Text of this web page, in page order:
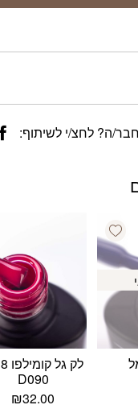
ה? לחצ/י לשיתוף:
Add wishlist
8 מל
D090
₪32.00